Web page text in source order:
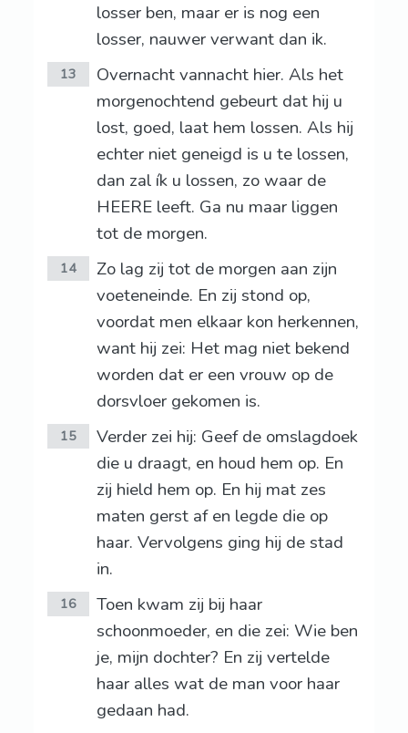
losser ben, maar er is nog een
losser, nauwer verwant dan ik.
13
Overnacht vannacht hier. Als het
morgenochtend gebeurt dat hij u
lost, goed, laat hem lossen. Als hij
echter niet geneigd is u te lossen,
dan zal ík u lossen, zo waar de
HEERE leeft. Ga nu maar liggen
tot de morgen.
14
Zo lag zij tot de morgen aan zijn
voeteneinde. En zij stond op,
voordat men elkaar kon herkennen,
want hij zei: Het mag niet bekend
worden dat er een vrouw op de
dorsvloer gekomen is.
15
Verder zei hij: Geef de omslagdoek
die u draagt, en houd hem op. En
zij hield hem op. En hij mat zes
maten gerst af en legde die op
haar. Vervolgens ging hij de stad
in.
16
Toen kwam zij bij haar
schoonmoeder, en die zei: Wie ben
je, mijn dochter? En zij vertelde
haar alles wat de man voor haar
gedaan had.